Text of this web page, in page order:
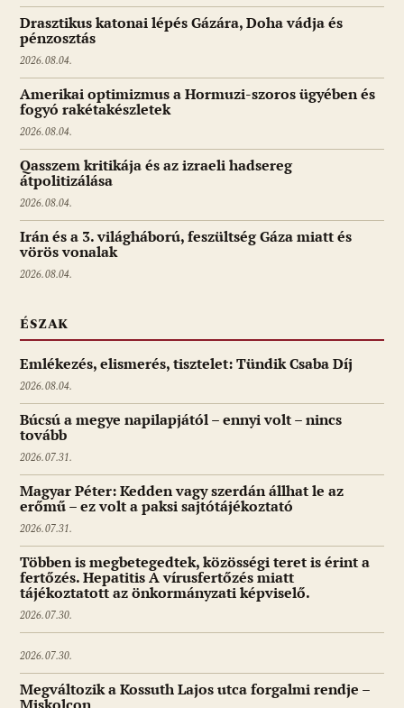
Drasztikus katonai lépés Gázára, Doha vádja és
pénzosztás
2026.08.04.
Amerikai optimizmus a Hormuzi-szoros ügyében és
fogyó rakétakészletek
2026.08.04.
Qasszem kritikája és az izraeli hadsereg
átpolitizálása
2026.08.04.
Irán és a 3. világháború, feszültség Gáza miatt és
vörös vonalak
2026.08.04.
ÉSZAK
Emlékezés, elismerés, tisztelet: Tündik Csaba Díj
2026.08.04.
Búcsú a megye napilapjától – ennyi volt – nincs
tovább
2026.07.31.
Magyar Péter: Kedden vagy szerdán állhat le az
erőmű – ez volt a paksi sajtótájékoztató
2026.07.31.
Többen is megbetegedtek, közösségi teret is érint a
fertőzés. Hepatitis A vírusfertőzés miatt
tájékoztatott az önkormányzati képviselő.
2026.07.30.
2026.07.30.
Megváltozik a Kossuth Lajos utca forgalmi rendje –